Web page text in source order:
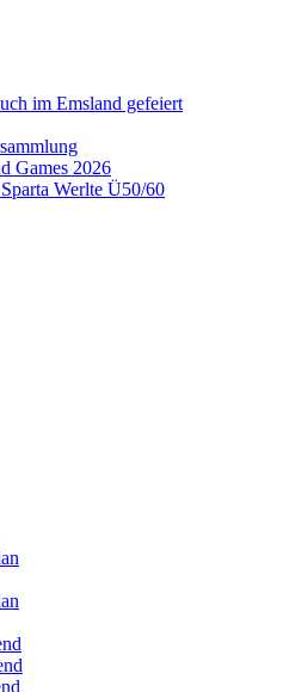
im Emsland gefeiert
Games 2026
Werlte Ü50/60